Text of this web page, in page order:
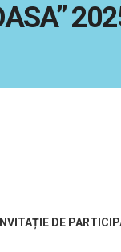
INVITAȚIE DE